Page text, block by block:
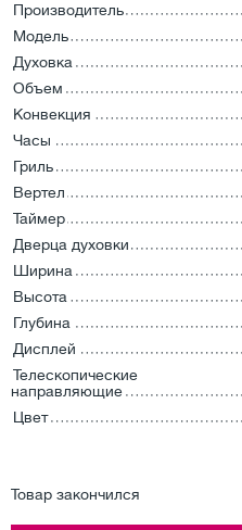
Производитель
Модель
Духовка
Объем
Конвекция
Часы
Гриль
Вертел
Таймер
Дверца духовки
Ширина
Высота
Глубина
Дисплей
Телескопические
направляющие
Цвет
Товар закончился